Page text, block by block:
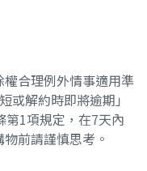
合理例外情事適用準
或解約時即將逾期」
第1項規定，在7天內
前請謹慎思考。